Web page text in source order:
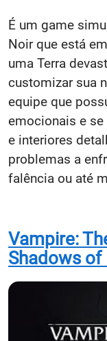
É um game
Noir que está
uma Terra
customizar sua
equipe que
emocionais e
e interiores
problemas a
falência ou até
Vampire:
Shadows of